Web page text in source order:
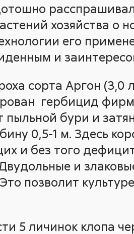
хозяйства о
его
и
сорта Аргон
гербицид
пыльной бури и
0,5-1 м. Здесь
и без того
и
позволит
5 личинок клопа